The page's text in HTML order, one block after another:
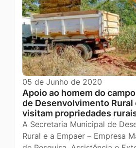
05 de Junho de 2020
Apoio ao homem do
de Desenvolvimento Rural
visitam propriedades
A Secretaria Municipal de
Rural e a Empaer – Empresa